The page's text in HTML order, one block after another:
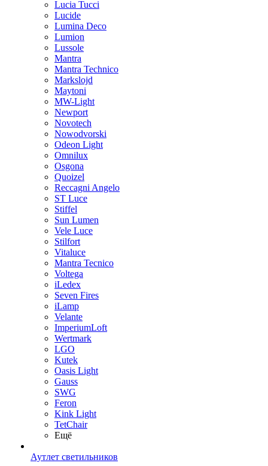
Lucia Tucci
Lucide
Lumina Deco
Lumion
Lussole
Mantra
Mantra Technico
Markslojd
Maytoni
MW-Light
Newport
Novotech
Nowodvorski
Odeon Light
Omnilux
Osgona
Quoizel
Reccagni Angelo
ST Luce
Stiffel
Sun Lumen
Vele Luce
Stilfort
Vitaluce
Mantra Tecnico
Voltega
iLedex
Seven Fires
iLamp
Velante
ImperiumLoft
Wertmark
LGO
Kutek
Oasis Light
Gauss
SWG
Feron
Kink Light
TetСhair
Ещё
Аутлет светильников